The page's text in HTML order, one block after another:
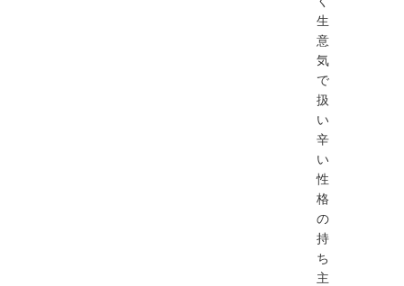
生
意
気
で
扱
い
辛
い
性
格
の
持
ち
主